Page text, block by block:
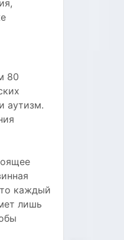
80
аутизм.
каждый
лишь